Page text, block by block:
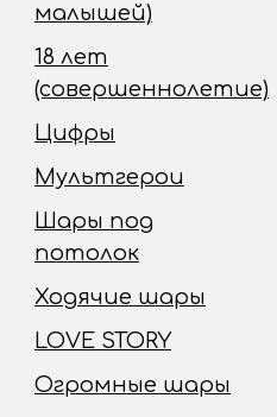
малышей)
18 лет
(совершеннолетие)
Цифры
Мультгерои
Шары под
потолок
Ходячие шары
LOVE STORY
Огромные шары